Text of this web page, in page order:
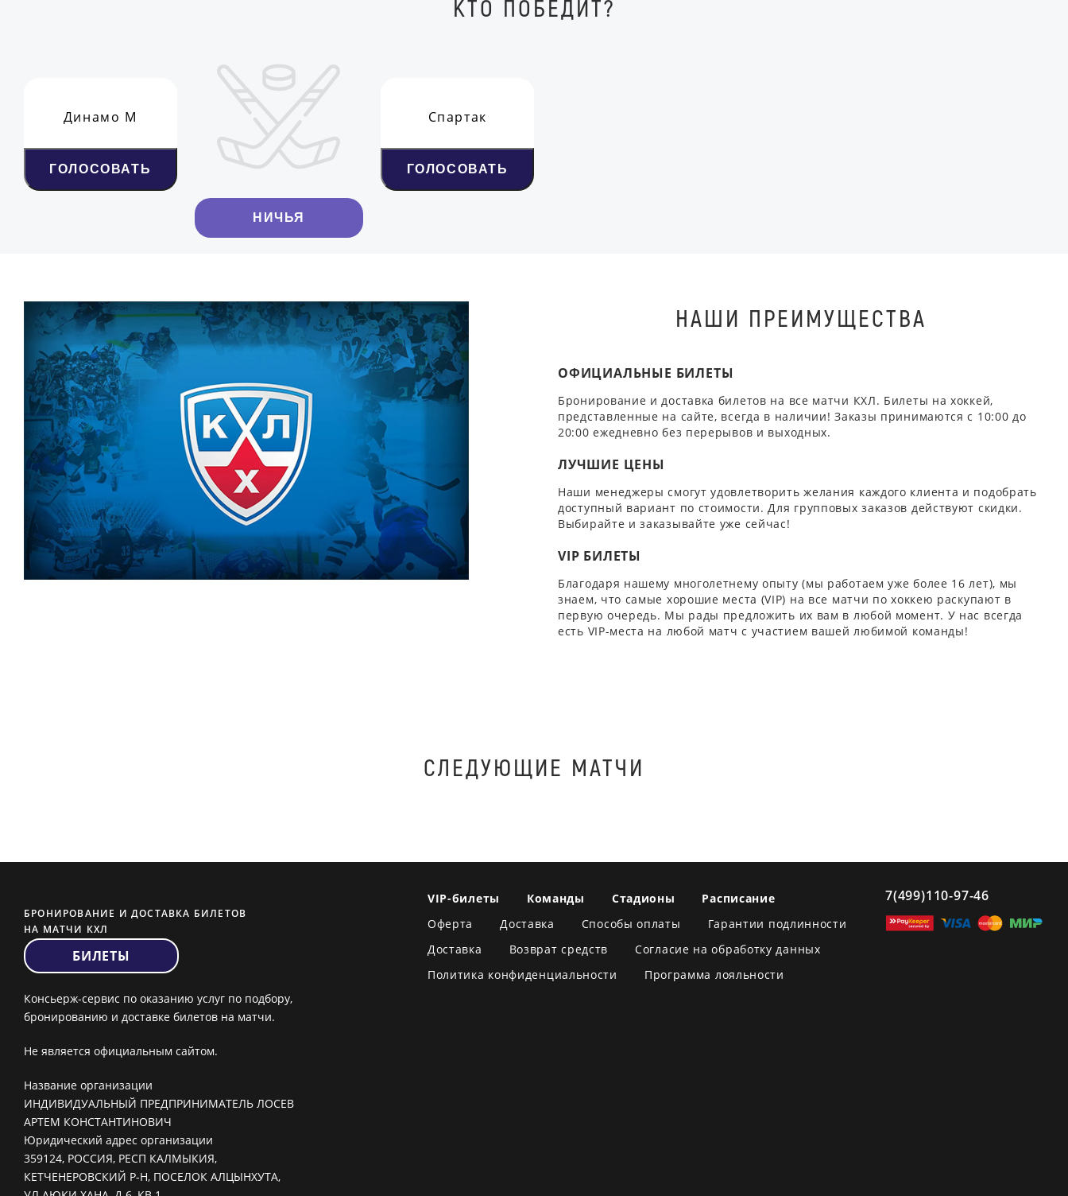
КТО ПОБЕДИТ?
Динамо М
ГОЛОСОВАТЬ
НИЧЬЯ
Спартак
ГОЛОСОВАТЬ
НАШИ ПРЕИМУЩЕСТВА
ОФИЦИАЛЬНЫЕ БИЛЕТЫ
Бронирование и доставка билетов на все матчи КХЛ. Билеты на хоккей,
представленные на сайте, всегда в наличии! Заказы принимаются с 10:00 до
20:00 ежедневно без перерывов и выходных.
ЛУЧШИЕ ЦЕНЫ
Наши менеджеры смогут удовлетворить желания каждого клиента и подобрать
доступный вариант по стоимости. Для групповых заказов действуют скидки.
Выбирайте и заказывайте уже сейчас!
VIP БИЛЕТЫ
Благодаря нашему многолетнему опыту (мы работаем уже более 16 лет), мы
знаем, что самые хорошие места (VIP) на все матчи по хоккею раскупают в
первую очередь. Мы рады предложить их вам в любой момент. У нас всегда
есть VIP-места на любой матч с участием вашей любимой команды!
СЛЕДУЮЩИЕ МАТЧИ
БРОНИРОВАНИЕ И ДОСТАВКА БИЛЕТОВ
НА МАТЧИ КХЛ
БИЛЕТЫ
Консьерж-сервис по оказанию услуг по подбору,
бронированию и доставке билетов на матчи.
Не является официальным сайтом.
Название организации
ИНДИВИДУАЛЬНЫЙ ПРЕДПРИНИМАТЕЛЬ ЛОСЕВ
АРТЕМ КОНСТАНТИНОВИЧ
Юридический адрес организации
359124, РОССИЯ, РЕСП КАЛМЫКИЯ,
КЕТЧЕНЕРОВСКИЙ Р-Н, ПОСЕЛОК АЛЦЫНХУТА,
VIP-билеты Команды Стадионы
Расписание
Оферта
Доставка Способы оплаты
Гарантии подлинности
Доставка
Возврат средств
Согласие на обработку данных
Политика конфиденциальности
Программа лояльности
7(499)110-97-46